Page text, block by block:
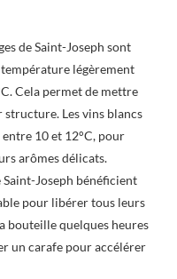
de Saint-Joseph sont
légèrement
Cela permet de mettre
Les vins blancs
10 et 12°C, pour
arômes délicats.
Saint-Joseph bénéficient
pour libérer tous leurs
bouteille quelques heures
un carafe pour accélérer